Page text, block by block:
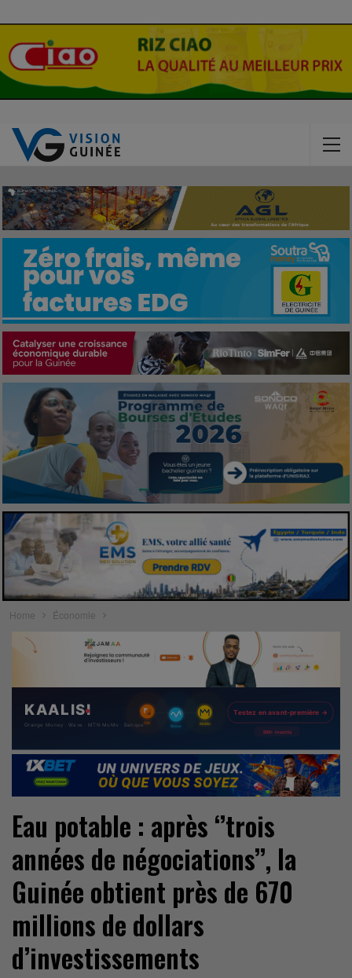
Home Économie
Eau potable : après ‘’trois
années de négociations’’, la
Guinée obtient près de 670
millions de dollars
d’investissements